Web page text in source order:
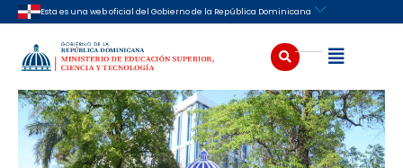
al
contenido
Esta es una web oficial del Gobierno de la República Dominicana
Buscar Abrir
Navegación
de
entradas